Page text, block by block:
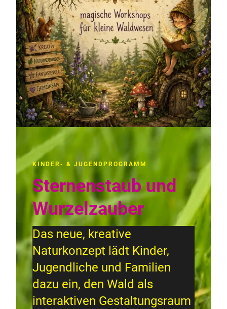
KINDER- & JUGENDPROGRAMM
Sternenstaub und
Wurzelzauber
Das neue, kreative
Naturkonzept lädt Kinder,
Jugendliche und Familien
dazu ein, den Wald als
interaktiven Gestaltungsraum